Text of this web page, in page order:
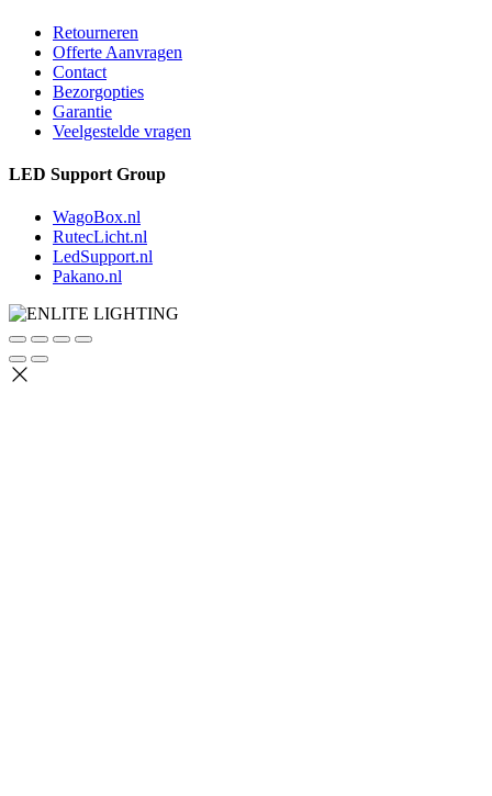
Retourneren
Offerte Aanvragen
Contact
Bezorgopties
Garantie
Veelgestelde vragen
LED Support Group
WagoBox.nl
RutecLicht.nl
LedSupport.nl
Pakano.nl